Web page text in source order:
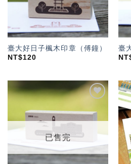
臺大好日子楓木印章（傅鐘）
NT$120
臺
「願
望輕
已售完